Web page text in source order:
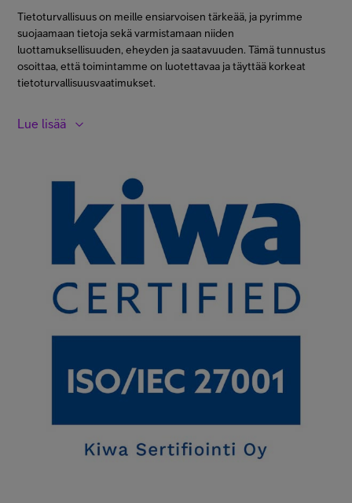
Tietoturvallisuus on meille ensiarvoisen tärkeää, ja pyrimme
suojaamaan tietoja sekä varmistamaan niiden
luottamuksellisuuden, eheyden ja saatavuuden. Tämä tunnustus
osoittaa, että toimintamme on luotettavaa ja täyttää korkeat
tietoturvallisuusvaatimukset.
Lue lisää
Telia Finlandin tietoturvanhallinnan sertifikaatti kattaa Telia
Finland Oyj:n toiminnot, joilla hallitaan ja tuotetaan sähköisiä
viestintäpalveluita, IT- ja laitepalveluita ja luottamuspalveluita sekä
on tietoturvanhallinnan sertifikaatti Colocation-palvelun
tuottamiselle Telia Helsinki Data Centeristä. Myös Telia Cygatella
joilla Telia Cygate tuottaa tietoturva-, verkko-, pilvi- ja
Sertifikaatin kuvaus
hallintajärjestelmästandardi. Se asettaa vaatimukset organisaation
tietoihin kohdistuvien riskien tunnistamiseen ja hallintaan.